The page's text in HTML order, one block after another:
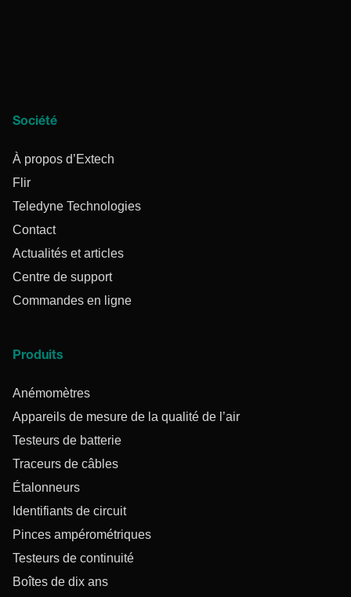
Société
À propos d’Extech
Flir
Teledyne Technologies
Contact
Actualités et articles
Centre de support
Commandes en ligne
Produits
Anémomètres
Appareils de mesure de la qualité de l’air
Testeurs de batterie
Traceurs de câbles
Étalonneurs
Identifiants de circuit
Pinces ampérométriques
Testeurs de continuité
Boîtes de dix ans